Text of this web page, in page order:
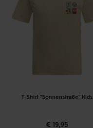
T-Shirt "Sonnenstraße" Kids
€ 19,95